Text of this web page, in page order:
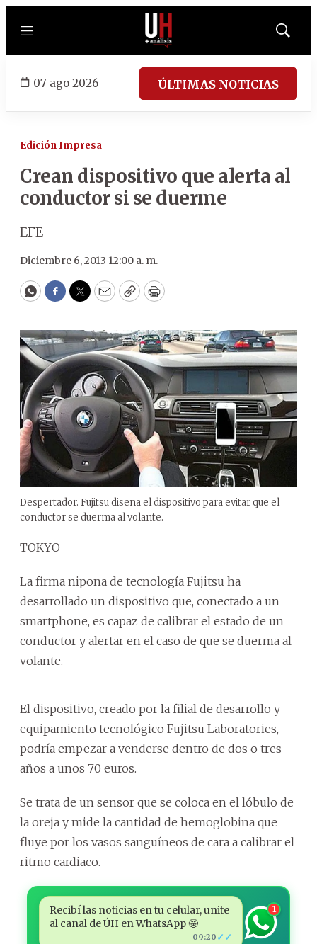
Menú
Mostrar
07 ago 2026 ÚLTIMAS NOTICIAS
Edición Impresa
Crean dispositivo que alerta al
conductor si se duerme
EFE
Diciembre 6, 2013 12:00 a. m.
WhatsApp
Facebook
Twitter
EmailCopyPrint
Despertador. Fujitsu diseña el dispositivo para evitar que el
conductor se duerma al volante.
TOKYO
La firma nipona de tecnología Fujitsu ha
desarrollado un dispositivo que, conectado a un
smartphone, es capaz de calibrar el estado de un
conductor y alertar en el caso de que se duerma al
volante.
El dispositivo, creado por la filial de desarrollo y
equipamiento tecnológico Fujitsu Laboratories,
podría empezar a venderse dentro de dos o tres
años a unos 70 euros.
Se trata de un sensor que se coloca en el lóbulo de
la oreja y mide la cantidad de hemoglobina que
fluye por los vasos sanguíneos de cara a calibrar el
ritmo cardiaco.
Recibí las noticias en tu celular, unite
al canal de ÚH en WhatsApp 🤩
09:20 ✓✓
1